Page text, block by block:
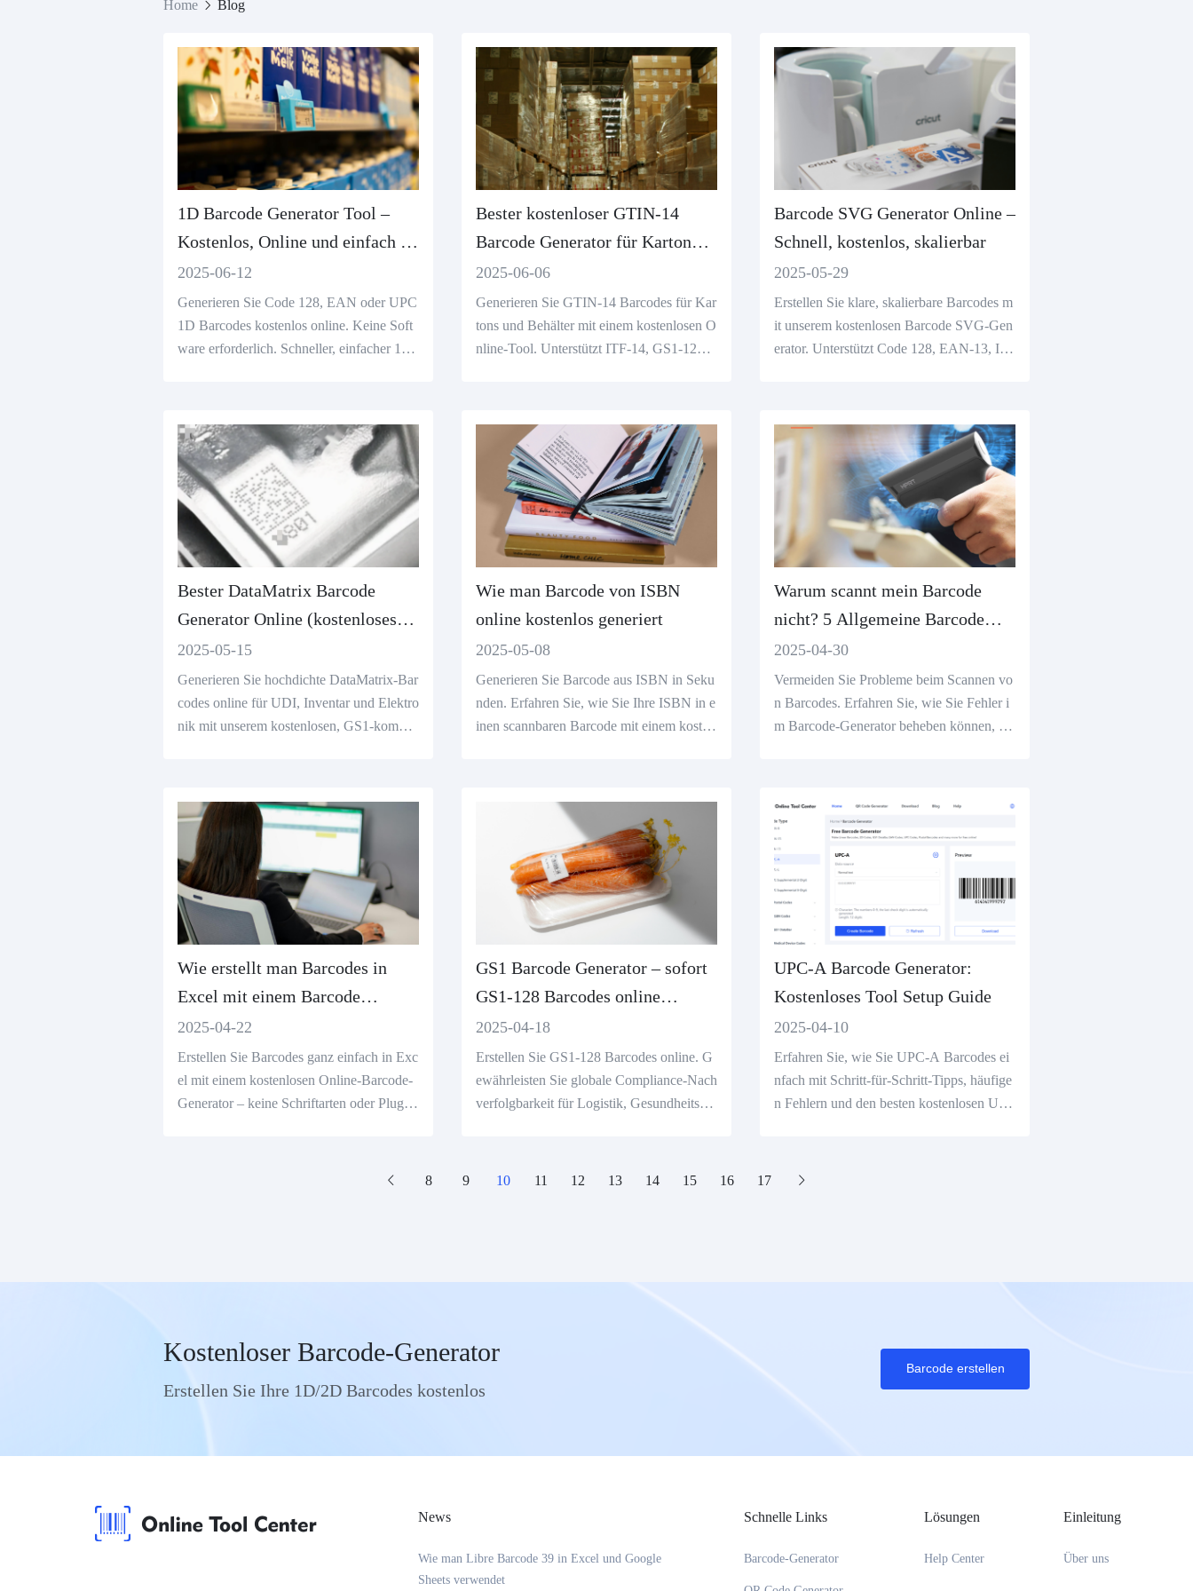
Home Blog
1D Barcode Generator Tool –
Kostenlos, Online und einfach zu
bedienen
2025-06-12
Generieren Sie Code 128, EAN oder UPC
1D Barcodes kostenlos online. Keine Soft
ware erforderlich. Schneller, einfacher 1D
Bester kostenloser GTIN-14
Barcode Generator für Karton
und Case Tracking
2025-06-06
Generieren Sie GTIN-14 Barcodes für Kar
tons und Behälter mit einem kostenlosen O
nline-Tool. Unterstützt ITF-14, GS1-128 u
Barcode SVG Generator Online –
Schnell, kostenlos, skalierbar
2025-05-29
Erstellen Sie klare, skalierbare Barcodes m
it unserem kostenlosen Barcode SVG-Gen
erator. Unterstützt Code 128, EAN-13, IS
Bester DataMatrix Barcode
Generator Online (kostenloses
Tool)
2025-05-15
Generieren Sie hochdichte DataMatrix-Bar
codes online für UDI, Inventar und Elektro
nik mit unserem kostenlosen, GS1-kompati
Wie man Barcode von ISBN
online kostenlos generiert
2025-05-08
Generieren Sie Barcode aus ISBN in Seku
nden. Erfahren Sie, wie Sie Ihre ISBN in e
inen scannbaren Barcode mit einem kosten
Warum scannt mein Barcode
nicht? 5 Allgemeine Barcode
Generator Fehler zu vermeiden
2025-04-30
Vermeiden Sie Probleme beim Scannen vo
n Barcodes. Erfahren Sie, wie Sie Fehler i
m Barcode-Generator beheben können, u
Wie erstellt man Barcodes in
Excel mit einem Barcode
Generator?
2025-04-22
Erstellen Sie Barcodes ganz einfach in Exc
el mit einem kostenlosen Online-Barcode-
Generator – keine Schriftarten oder Plugin
GS1 Barcode Generator – sofort
GS1-128 Barcodes online
erstellen
2025-04-18
Erstellen Sie GS1-128 Barcodes online. G
ewährleisten Sie globale Compliance-Nach
verfolgbarkeit für Logistik, Gesundheitswe
UPC-A Barcode Generator:
Kostenloses Tool Setup Guide
2025-04-10
Erfahren Sie, wie Sie UPC-A Barcodes ei
nfach mit Schritt-für-Schritt-Tipps, häufige
n Fehlern und den besten kostenlosen UP
8 9 10 11 12 13 14 15 16 17
Kostenloser Barcode-Generator
Erstellen Sie Ihre 1D/2D Barcodes kostenlos
Barcode erstellen
News
Wie man Libre Barcode 39 in Excel und Google
Sheets verwendet
Schnelle Links
Barcode-Generator
Lösungen
Help Center
Einleitung
Über uns